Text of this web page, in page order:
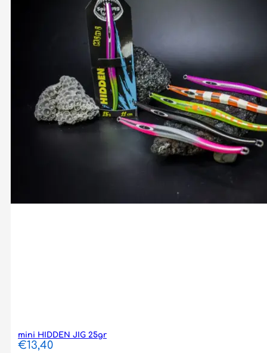
mini HIDDEN JIG 25gr
€13,40